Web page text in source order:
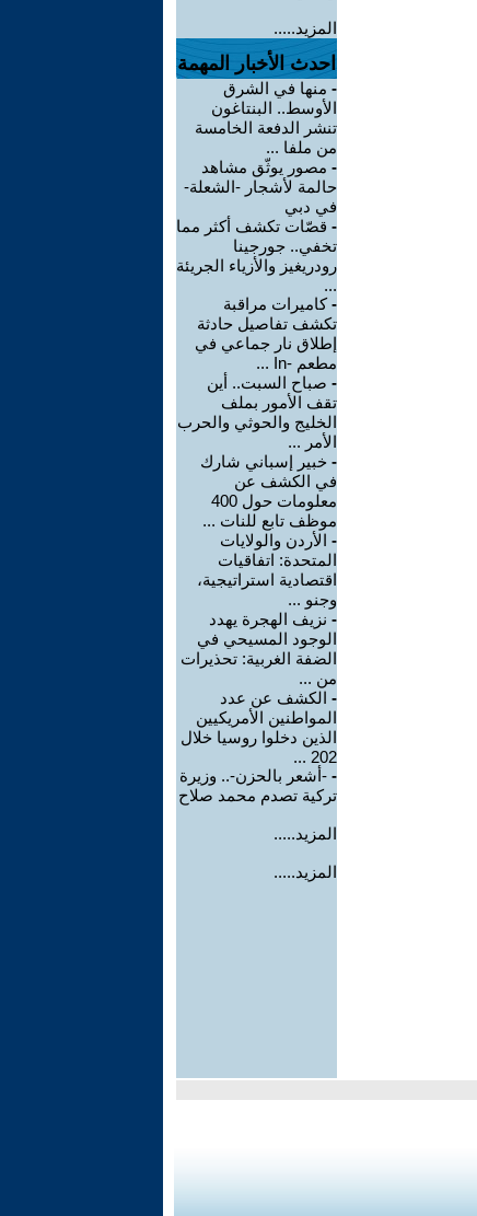
المزيد.....
احدث الأخبار المهمة
- منها في الشرق
الأوسط.. البنتاغون
تنشر الدفعة الخامسة
من ملفا ...
- مصور يوثّق مشاهد
حالمة لأشجار -الشعلة-
في دبي
- قصّات تكشف أكثر مما
تخفي.. جورجينا
رودريغيز والأزياء الجريئة
...
-كاميرات مراقبة
تكشف تفاصيل حادثة
إطلاق نار جماعي في
مطعم -In ...
- صباح السبت.. أين
تقف الأمور بملف
الخليج والحوثي والحرب
الأمر ...
- خبير إسباني شارك
في الكشف عن
معلومات حول 400
موظف تابع للنات ...
- الأردن والولايات
المتحدة: اتفاقيات
اقتصادية استراتيجية،
وجنو ...
- نزيف الهجرة يهدد
الوجود المسيحي في
الضفة الغربية: تحذيرات
من ...
- الكشف عن عدد
المواطنين الأمريكيين
الذين دخلوا روسيا خلال
202 ...
- -أشعر بالحزن-.. وزيرة
تركية تصدم محمد صلاح
المزيد.....
المزيد.....